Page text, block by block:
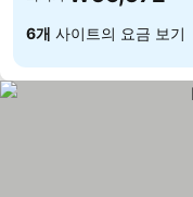
6개 사이트의 요금 보기